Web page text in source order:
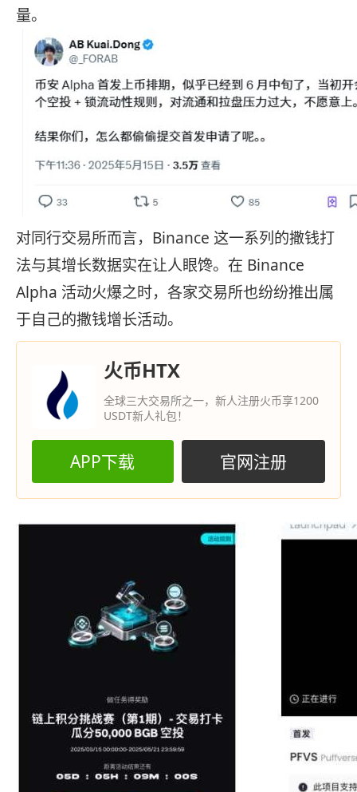
量。
对同行交易所而言，Binance 这一系列的撒钱打
法与其增长数据实在让人眼馋。在 Binance
Alpha 活动火爆之时，各家交易所也纷纷推出属
于自己的撒钱增长活动。
火币HTX
全球三大交易所之一，新人注册火币享1200
USDT新人礼包！
APP下载 官网注册